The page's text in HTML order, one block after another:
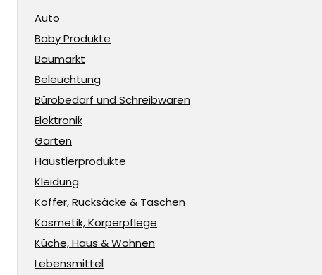
Auto
Baby Produkte
Baumarkt
Beleuchtung
Bürobedarf und Schreibwaren
Elektronik
Garten
Haustierprodukte
Kleidung
Koffer, Rucksäcke & Taschen
Kosmetik, Körperpflege
Küche, Haus & Wohnen
Lebensmittel